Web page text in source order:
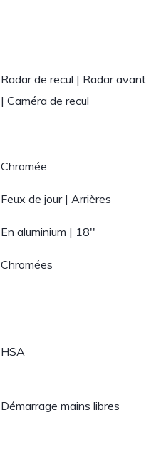
Radar de recul | Radar avant
| Caméra de recul
Chromée
Feux de jour | Arrières
En aluminium | 18''
Chromées
HSA
Démarrage mains libres